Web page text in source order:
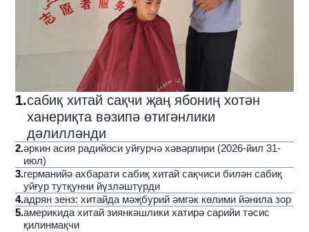
1.сабиқ хитай сақчи җаң ябониң хотән
ханериқта вәзипә өтигәнлики
дәлилләнди
2.әркин асия радийоси уйғурчә хәвәрлири (2026-йил 31-
июл)
3.германийә ахбарати сабиқ хитай сақчиси билән сабиқ
уйғур тутқунни йүзләштүрди
4.адрян зенз: хитайда мәҗбурий әмгәк көлими йәнила зор
5.америкида хитай зиянкәшлики хатирә сарийи тәсис
қилинмақчи